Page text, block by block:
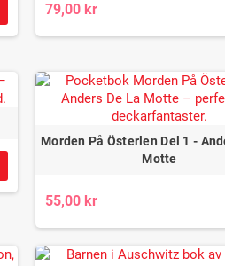
79,00 kr
Morden På Österlen Del 1 -
Motte
55,00 kr